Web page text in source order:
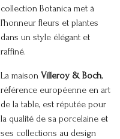
collection Botanica met à
l’honneur fleurs et plantes
dans un style élégant et
raffiné.
La maison Villeroy & Boch,
référence européenne en art
de la table, est réputée pour
la qualité de sa porcelaine et
ses collections au design